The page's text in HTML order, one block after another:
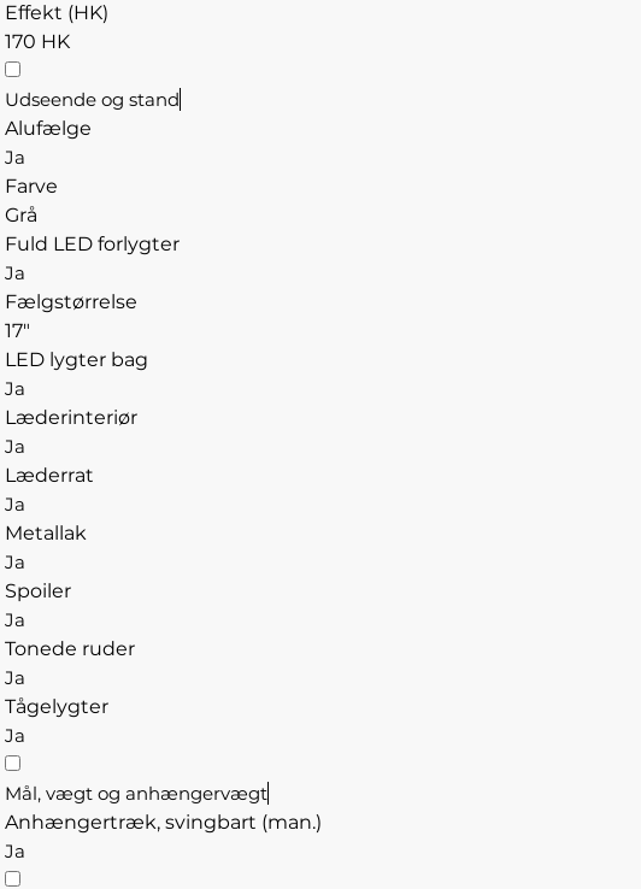
Effekt (HK)
170 HK
Udseende og stand
Alufælge
Ja
Farve
Grå
Fuld LED forlygter
Ja
Fælgstørrelse
17"
LED lygter bag
Ja
Læderinteriør
Ja
Læderrat
Ja
Metallak
Ja
Spoiler
Ja
Tonede ruder
Ja
Tågelygter
Ja
Mål, vægt og anhængervægt
Anhængertræk, svingbart (man.)
Ja